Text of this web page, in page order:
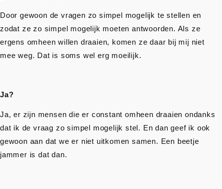
Door gewoon de vragen zo simpel mogelijk te stellen en
zodat ze zo simpel mogelijk moeten antwoorden. Als ze
ergens omheen willen draaien, komen ze daar bij mij niet
mee weg. Dat is soms wel erg moeilijk.
Ja?
Ja, er zijn mensen die er constant omheen draaien ondanks
dat ik de vraag zo simpel mogelijk stel. En dan geef ik ook
gewoon aan dat we er niet uitkomen samen. Een beetje
jammer is dat dan.